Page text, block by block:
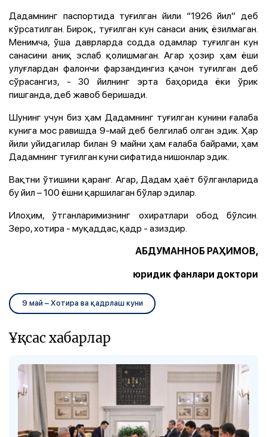
Дадамнинг паспортида туғилган йили “1926 йил” деб
кўрсатилган. Бироқ, туғилган кун санаси аниқ ёзилмаган.
Менимча, ўша даврларда содда одамлар туғилган кун
санасини аниқ эслаб қолишмаган. Агар ҳозир ҳам ёши
улуғлардан фалончи фарзандингиз қачон туғилган деб
сўрасангиз, - 30 йилнинг эрта баҳорида ёки ўрик
пишганда, деб жавоб беришади.
Шунинг учун биз ҳам Дадамнинг туғилган кунини ғалаба
кунига мос равишда 9-май деб белгилаб олган эдик. Ҳар
йили уйидагилар билан 9 майни ҳам ғалаба байрами, ҳам
Дадамнинг туғилган куни сифатида нишонлар эдик.
Вақтни ўтишини қаранг. Агар, Дадам ҳаёт бўлганларида
бу йил – 100 ёшни қаршилаган бўлар эдилар.
Илоҳим, ўтганларимизнинг охиратлари обод бўлсин.
Зеро, хотира - муқаддас, қадр - азиздир.
АБДУМАННОБ РАҲИМОВ,
юридик фанлари доктори
9 май – Хотира ва қадрлаш куни
Ұқсас хабарлар